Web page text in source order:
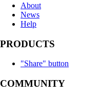
About
News
Help
PRODUCTS
"Share" button
COMMUNITY